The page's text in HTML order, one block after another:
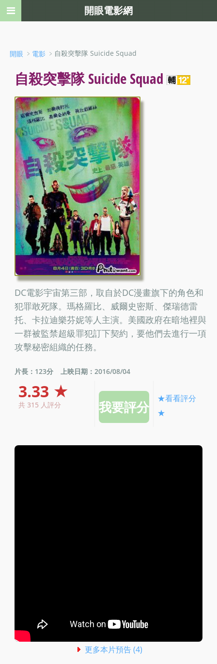
開眼 ﹥ 電影 ﹥自殺突擊隊 Suicide Squad
自殺突擊隊 Suicide Squad
DC電影宇宙第三部，取自於DC漫畫旗下的角色和
犯罪敢死隊。瑪格羅比、威爾史密斯、傑瑞德雷
托、卡拉迪樂芬妮等人主演。美國政府在暗地裡與
一群被監禁超級罪犯訂下契約，要他們去進行一項
攻擊秘密組織的任務。
片長：123分 上映日期：2016/08/04
3.33 ★
共 315 人評分
★看看評分
★
更多本片預告 (4)
開眼電影網